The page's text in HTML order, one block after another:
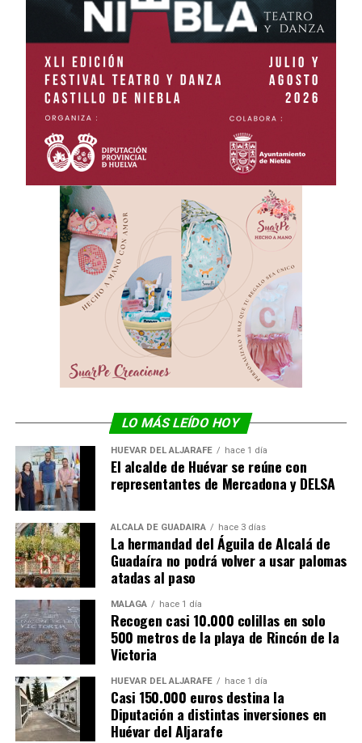
LO MÁS LEÍDO HOY
HUÉVAR DEL ALJARAFE hace 1 día
El alcalde de Huévar se reúne con
representantes de Mercadona y DELSA
ALCALÁ DE GUADAÍRA hace 3 días
La hermandad del Águila de Alcalá de
Guadaíra no podrá volver a usar palomas
atadas al paso
MÁLAGA hace 1 día
Recogen casi 10.000 colillas en solo
500 metros de la playa de Rincón de la
Victoria
HUÉVAR DEL ALJARAFE hace 1 día
Casi 150.000 euros destina la
Diputación a distintas inversiones en
Huévar del Aljarafe